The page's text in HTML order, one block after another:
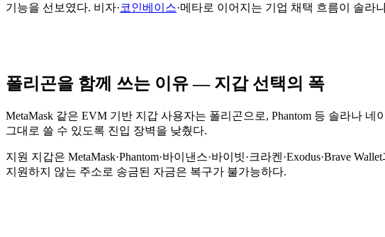
기능을 선보였다. 비자·코인베이스·메타로 이어지는 기업 채택 흐름이 솔라
폴리곤을 함께 쓰는 이유 — 지갑 선택의 폭
MetaMask 같은 EVM 기반 지갑 사용자는 폴리곤으로, Phantom 등 솔라나
그대로 쓸 수 있도록 진입 장벽을 낮췄다.
지원 지갑은 MetaMask·Phantom·바이낸스·바이빗·크라켄·Exodus·Brave
지원하지 않는 주소로 송금된 자금은 복구가 불가능하다.